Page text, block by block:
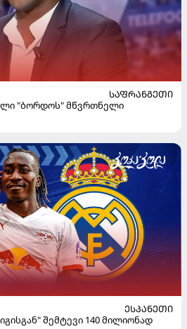
ᲡᲐᲤᲠᲐᲜᲒᲔᲗᲘ
"ბორდოს" მწვრთნელი
ᲔᲡᲞᲐᲜᲔᲗᲘ
შემტევი 140 მილიონად